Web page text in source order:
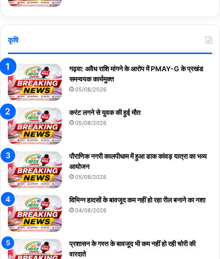
कृषि
गढ़वा: अवैध राशि मांगने के आरोप में PMAY-G के प्रखंड
समन्वयक कार्यमुक्त
05/08/2026
करंट लगने से युवक की हुई मौत
05/08/2026
पौराणिक नगरी कालपीधाम में हुआ डाक कांवड़ यात्रा का भव्य
आयोजन
05/08/2026
विभिन्न हादसों के बावजूद कम नहीं हो रहा रील बनाने का नशा
04/08/2026
प्रशासन के गस्त के बावजूद भी कम नहीं हो रही चोरी की
वारदाते